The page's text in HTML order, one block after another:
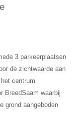
3 parkeerplaatsen
de zichtwaarde aan
centrum
BreedSaam waarbij
grond aangeboden